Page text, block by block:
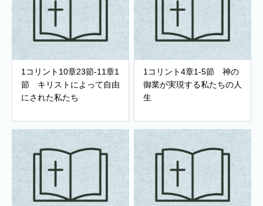
1コリント10章23節-11章1
節 キリストによって自由
にされた私たち
1コリント4章1-5節 神の
御業が実現する私たちの人
生